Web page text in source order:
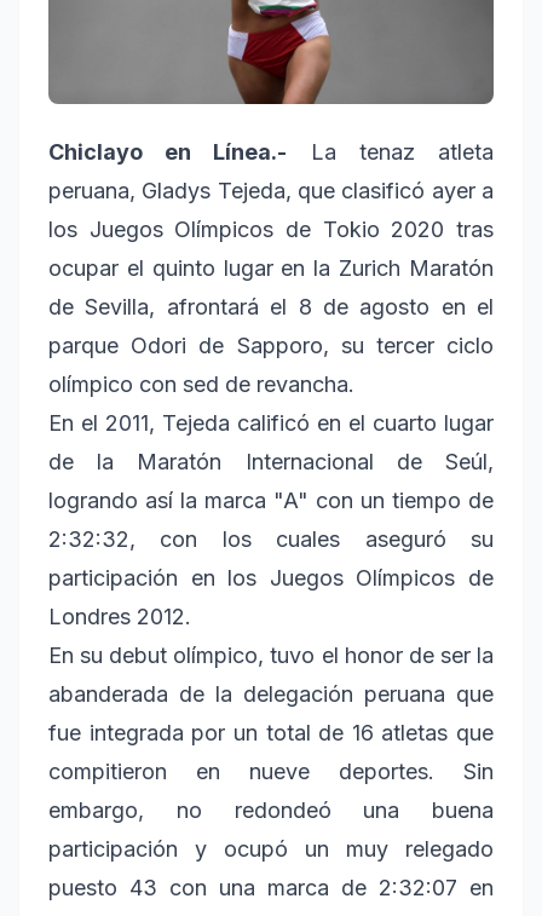
Chiclayo en Línea.- La tenaz atleta
peruana, Gladys Tejeda, que clasificó ayer a
los Juegos Olímpicos de Tokio 2020 tras
ocupar el quinto lugar en la Zurich Maratón
de Sevilla, afrontará el 8 de agosto en el
parque Odori de Sapporo, su tercer ciclo
olímpico con sed de revancha.
En el 2011, Tejeda calificó en el cuarto lugar
de la Maratón Internacional de Seúl,
logrando así la marca "A" con un tiempo de
2:32:32, con los cuales aseguró su
participación en los Juegos Olímpicos de
Londres 2012.
En su debut olímpico, tuvo el honor de ser la
abanderada de la delegación peruana que
fue integrada por un total de 16 atletas que
compitieron en nueve deportes. Sin
embargo, no redondeó una buena
participación y ocupó un muy relegado
puesto 43 con una marca de 2:32:07 en